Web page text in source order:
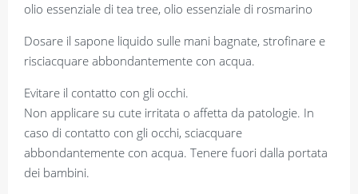
olio essenziale di tea tree, olio essenziale di rosmarino
Dosare il sapone liquido sulle mani bagnate, strofinare e
risciacquare abbondantemente con acqua.
Evitare il contatto con gli occhi.
Non applicare su cute irritata o affetta da patologie. In
caso di contatto con gli occhi, sciacquare
abbondantemente con acqua. Tenere fuori dalla portata
dei bambini.